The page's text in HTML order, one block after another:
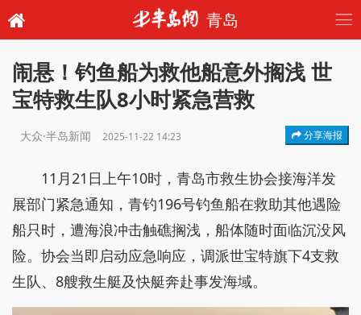
青岛
闹悬！钓鱼船为救他船意外搁浅 世
宝特救生队8小时紧急营救
大众·半岛新闻 2025-11-22 14:23 分享海报
11月21日上午10时，青岛市救生协会接海洋发
展部门紧急通知，青钓196号钓鱼船在救助其他遇险
船只时，遭海浪冲击触礁搁浅，船体随时面临沉没风
险。协会当即启动应急响应，调派世宝特旗下4支救
生队、8艘救生艇及快艇奔赴事发海域。